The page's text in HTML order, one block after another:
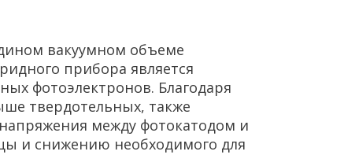
вакуумном объеме
прибора является
фотоэлектронов. Благодаря
твердотельных, также
между фотокатодом и
и снижению необходимого для